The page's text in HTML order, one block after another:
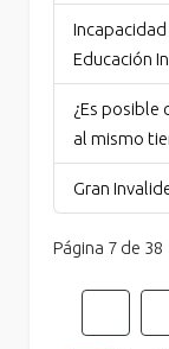
Educación
¿Es posible
al mismo
Gran
Página 7 de 38